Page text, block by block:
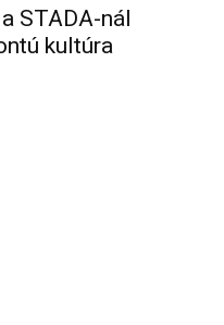
STADA-nál
kultúra